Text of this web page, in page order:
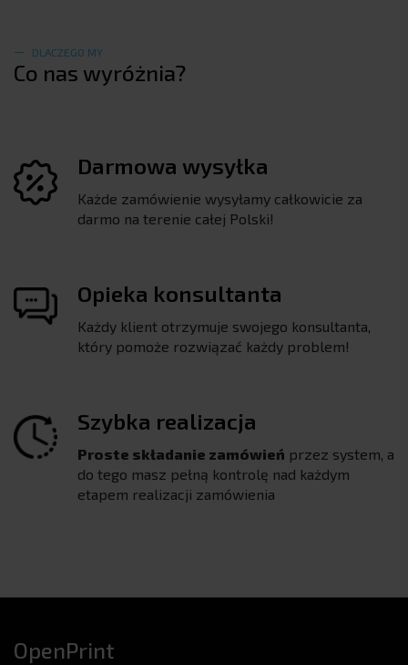
DLACZEGO MY
Co nas wyróżnia?
Darmowa wysyłka
Każde zamówienie wysyłamy całkowicie za
darmo na terenie całej Polski!
Opieka konsultanta
Każdy klient otrzymuje swojego konsultanta,
który pomoże rozwiązać każdy problem!
Szybka realizacja
Proste składanie zamówień przez system, a
do tego masz pełną kontrolę nad każdym
etapem realizacji zamówienia
OpenPrint